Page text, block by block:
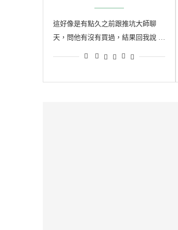
這好像是有點久之前跟推坑大師聊
天，問他有沒有買過，結果回我說 …